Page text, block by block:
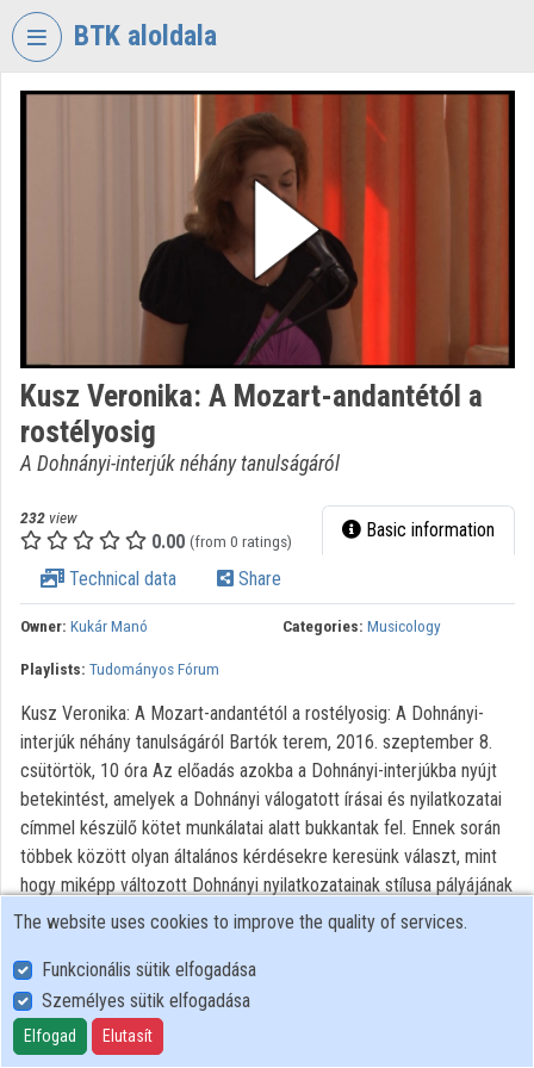
Skip header
BTK aloldala
Organization home
Organization discovery
Categories
Organization playlists
Organizations
Contributors
Kusz Veronika: A Mozart-andantétól a
rostélyosig
A Dohnányi-interjúk néhány tanulságáról
232 view
0.00 (from 0 ratings) Basic information
Technical data Share
Owner: Kukár Manó Categories: Musicology
Playlists: Tudományos Fórum
Kusz Veronika: A Mozart-andantétól a rostélyosig: A Dohnányi-
interjúk néhány tanulságáról Bartók terem, 2016. szeptember 8.
csütörtök, 10 óra Az előadás azokba a Dohnányi-interjúkba nyújt
betekintést, amelyek a Dohnányi válogatott írásai és nyilatkozatai
címmel készülő kötet munkálatai alatt bukkantak fel. Ennek során
többek között olyan általános kérdésekre keresünk választ, mint
hogy miképp változott Dohnányi nyilatkozatainak stílusa pályájának
hat évtizede során, hogyan vélekedett kortársairól, s hogyan ítélte
stílusát, illetve milyen elgondolások vezérelték rádiós és
filharmóniai vezetői tevékenységét. Emellett arról is szó esik
majd, hogyan memorizált partitúrákat első olvasásra, miért nem
kell gyakorolnia bizonyos hangversenyeire, miért gondolta, hogy a
The website uses cookies to improve the quality of services.
Funkcionális sütik elfogadása
Személyes sütik elfogadása
Elfogad Elutasít